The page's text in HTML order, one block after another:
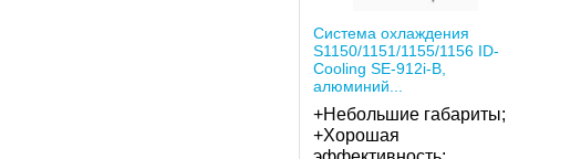
Система охлаждения
S1150/1151/1155/1156 ID-
Cooling SE-912i-B,
алюминий...
+Небольшие габариты;
+Хорошая